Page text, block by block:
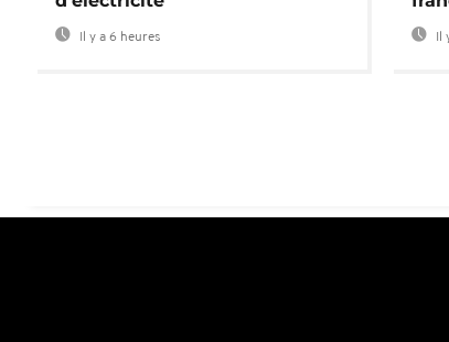
Il y a 6 heures Il